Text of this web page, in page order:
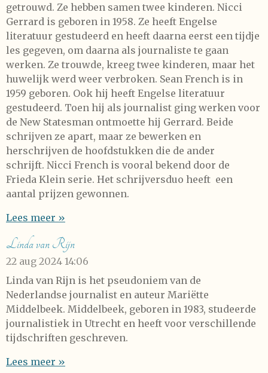
getrouwd. Ze hebben samen twee kinderen. Nicci
Gerrard is geboren in 1958. Ze heeft Engelse
literatuur gestudeerd en heeft daarna eerst een tijdje
les gegeven, om daarna als journaliste te gaan
werken. Ze trouwde, kreeg twee kinderen, maar het
huwelijk werd weer verbroken. Sean French is in
1959 geboren. Ook hij heeft Engelse literatuur
gestudeerd. Toen hij als journalist ging werken voor
de New Statesman ontmoette hij Gerrard. Beide
schrijven ze apart, maar ze bewerken en
herschrijven de hoofdstukken die de ander
schrijft. Nicci French is vooral bekend door de
Frieda Klein serie. Het schrijversduo heeft een
aantal prijzen gewonnen.
Lees meer »
Linda van Rijn
22 aug 2024 14:06
Linda van Rijn is het pseudoniem van de
Nederlandse journalist en auteur Mariëtte
Middelbeek. Middelbeek, geboren in 1983, studeerde
journalistiek in Utrecht en heeft voor verschillende
tijdschriften geschreven.
Lees meer »